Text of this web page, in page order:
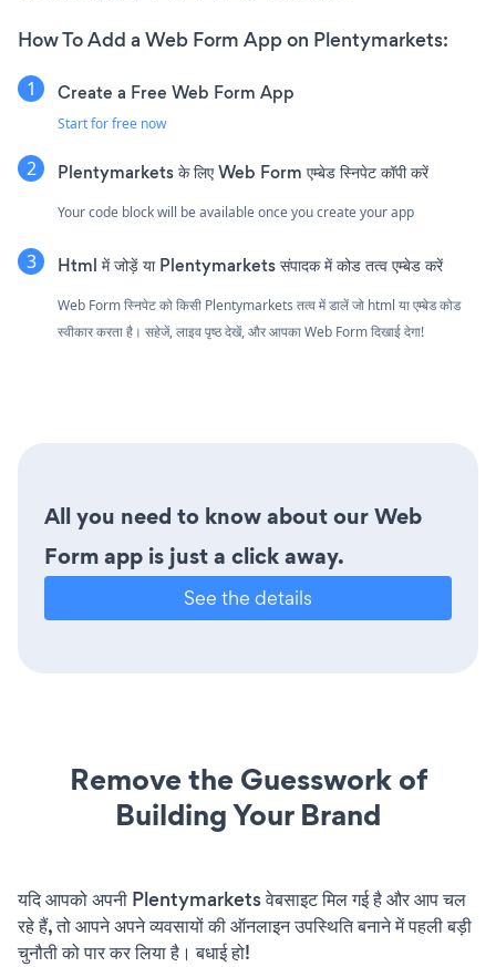
How To Add a Web Form App on Plentymarkets:
Create a Free Web Form App
Start for free now
Plentymarkets के लिए Web Form एम्बेड स्निपेट कॉपी करें
Your code block will be available once you create your app
Html में जोड़ें या Plentymarkets संपादक में कोड तत्व एम्बेड करें
Web Form स्निपेट को किसी Plentymarkets तत्व में डालें जो html या एम्बेड कोड
स्वीकार करता है। सहेजें, लाइव पृष्ठ देखें, और आपका Web Form दिखाई देगा!
All you need to know about our Web
Form app is just a click away.
See the details
Remove the Guesswork of
Building Your Brand
यदि आपको अपनी Plentymarkets वेबसाइट मिल गई है और आप चल
रहे हैं, तो आपने अपने व्यवसायों की ऑनलाइन उपस्थिति बनाने में पहली बड़ी
चुनौती को पार कर लिया है। बधाई हो!